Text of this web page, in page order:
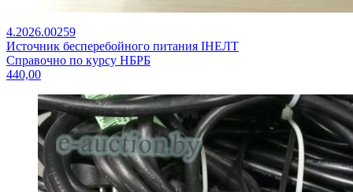
4.2026.00259
Источник бесперебойного питания IНЕЛТ
Справочно по курсу НБРБ
440,00